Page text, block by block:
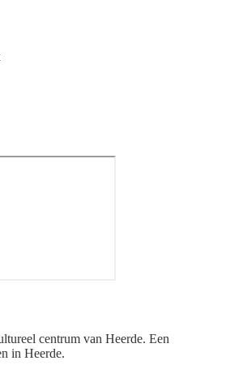
centrum van Heerde. Een
in Heerde.